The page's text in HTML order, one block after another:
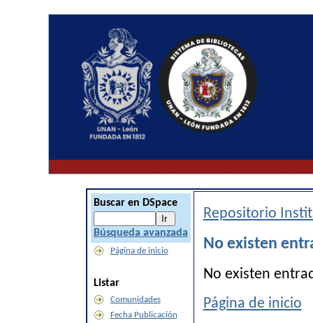
Buscar en DSpace
Búsqueda avanzada
Página de inicio
Listar
Comunidades
Fecha Publicación
Repositorio
No existen
No existen
Página de inicio